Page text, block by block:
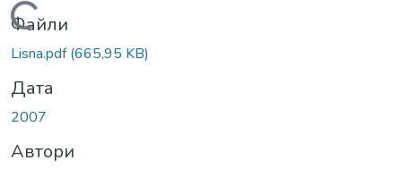
Вантажиться...
Файли
Lisna.pdf(665,95 KB)
Дата
2007
Автори